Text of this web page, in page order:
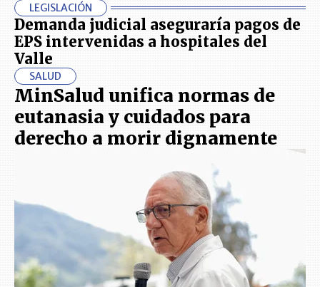
LEGISLACIÓN
Demanda judicial aseguraría pagos de
EPS intervenidas a hospitales del
Valle
SALUD
MinSalud unifica normas de
eutanasia y cuidados para
derecho a morir dignamente